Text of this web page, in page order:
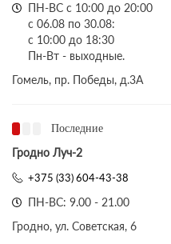
ПН-ВС с 10:00 до 20:00
с 06.08 по 30.08:
с 10:00 до 18:30
Пн-Вт - выходные.
Гомель, пр. Победы, д.3A
Последние
Гродно Луч-2
+375 (33) 604-43-38
ПН-ВС: 9.00 - 21.00
Гродно, ул. Советская, 6